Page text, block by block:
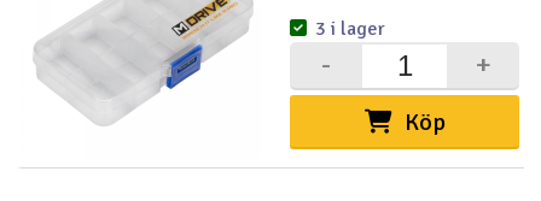
Köp
+
-
3 i lager